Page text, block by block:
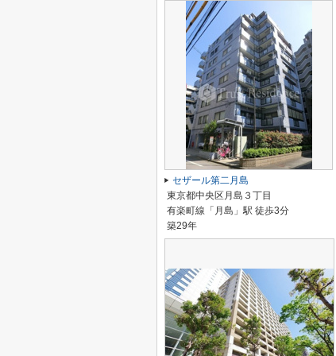
セザール第二月島
東京都中央区月島３丁目
有楽町線「月島」駅 徒歩3分
築29年